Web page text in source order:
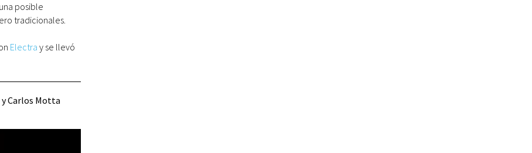
posible
tradicionales.
Electra y se llevó
Carlos Motta